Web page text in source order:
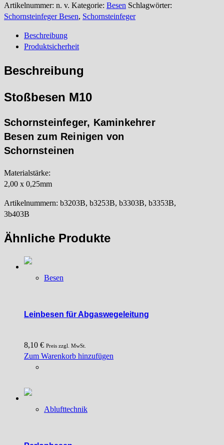
Artikelnummer: n. v. Kategorie: Besen Schlagwörter:
Schornsteinfeger Besen, Schornsteinfeger
Beschreibung
Produktsicherheit
Beschreibung
Stoßbesen M10
Schornsteinfeger, Kaminkehrer
Besen zum Reinigen von
Schornsteinen
Materialstärke:
2,00 x 0,25mm
Artikelnummern: b3203B, b3253B, b3303B, b3353B,
3b403B
Ähnliche Produkte
Besen
Leinbesen für Abgaswegeleitung
8,10 € Preis zzgl. MwSt.
Zum Warenkorb hinzufügen
Ablufttechnik